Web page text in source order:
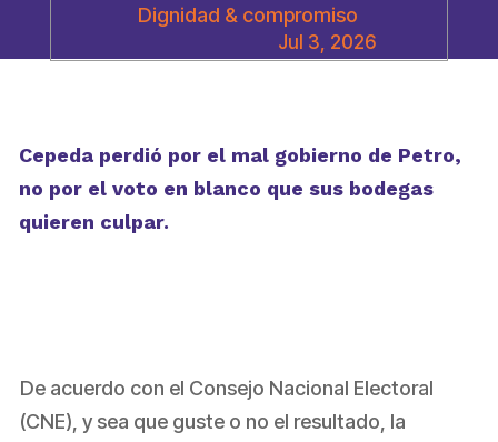
Dignidad & compromiso
Jul 3, 2026
Cepeda perdió por el mal gobierno de Petro,
no por el voto en blanco que sus bodegas
quieren culpar.
De acuerdo con el Consejo Nacional Electoral
(CNE), y sea que guste o no el resultado, la